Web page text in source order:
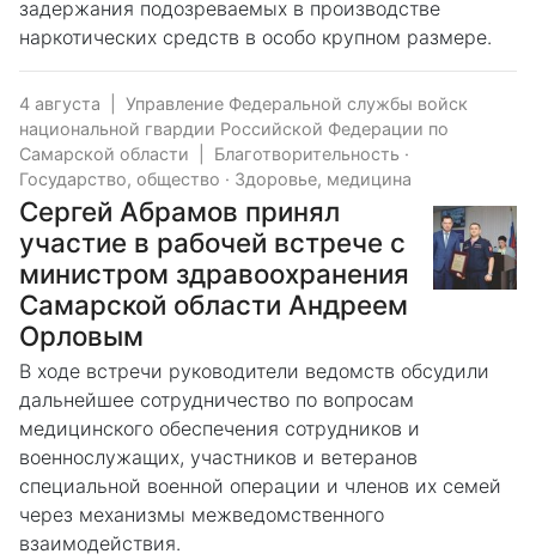
задержания подозреваемых в производстве
наркотических средств в особо крупном размере.
4 августа
Управление Федеральной службы войск
национальной гвардии Российской Федерации по
Самарской области
Благотворительность ·
Государство, общество · Здоровье, медицина
Сергей Абрамов принял
участие в рабочей встрече с
министром здравоохранения
Самарской области Андреем
Орловым
В ходе встречи руководители ведомств обсудили
дальнейшее сотрудничество по вопросам
медицинского обеспечения сотрудников и
военнослужащих, участников и ветеранов
специальной военной операции и членов их семей
через механизмы межведомственного
взаимодействия.